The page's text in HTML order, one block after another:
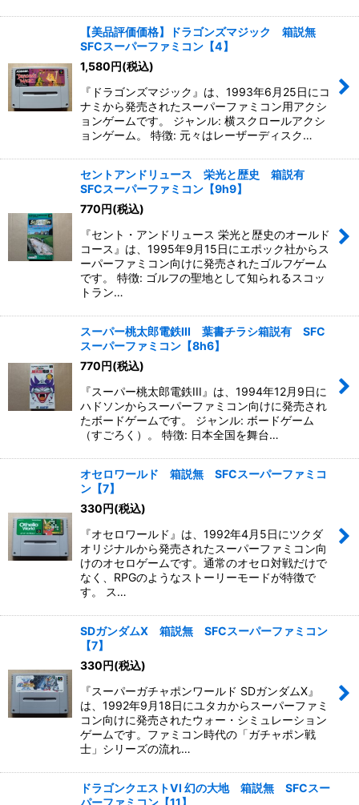
【美品評価価格】ドラゴンズマジック 箱説無
SFCスーパーファミコン【4】
1,580円(税込)
『ドラゴンズマジック』は、1993年6月25日にコ
ナミから発売されたスーパーファミコン用アクシ
ョンゲームです。 ジャンル: 横スクロールアクシ
ョンゲーム。 特徴: 元々はレーザーディスク…
セントアンドリュース 栄光と歴史 箱説有
SFCスーパーファミコン【9h9】
770円(税込)
『セント・アンドリュース 栄光と歴史のオールド
コース』は、1995年9月15日にエポック社からス
ーパーファミコン向けに発売されたゴルフゲーム
です。 特徴: ゴルフの聖地として知られるスコッ
トラン…
スーパー桃太郎電鉄III 葉書チラシ箱説有 SFC
スーパーファミコン【8h6】
770円(税込)
『スーパー桃太郎電鉄III』は、1994年12月9日に
ハドソンからスーパーファミコン向けに発売され
たボードゲームです。 ジャンル: ボードゲーム
（すごろく）。 特徴: 日本全国を舞台…
オセロワールド 箱説無 SFCスーパーファミコ
ン【7】
330円(税込)
『オセロワールド』は、1992年4月5日にツクダ
オリジナルから発売されたスーパーファミコン向
けのオセロゲームです。通常のオセロ対戦だけで
なく、RPGのようなストーリーモードが特徴で
す。 ス…
SDガンダムX 箱説無 SFCスーパーファミコン
【7】
330円(税込)
『スーパーガチャポンワールド SDガンダムX』
は、1992年9月18日にユタカからスーパーファミ
コン向けに発売されたウォー・シミュレーション
ゲームです。ファミコン時代の「ガチャポン戦
士」シリーズの流れ…
ドラゴンクエストVI 幻の大地 箱説無 SFCスー
パーファミコン【11】